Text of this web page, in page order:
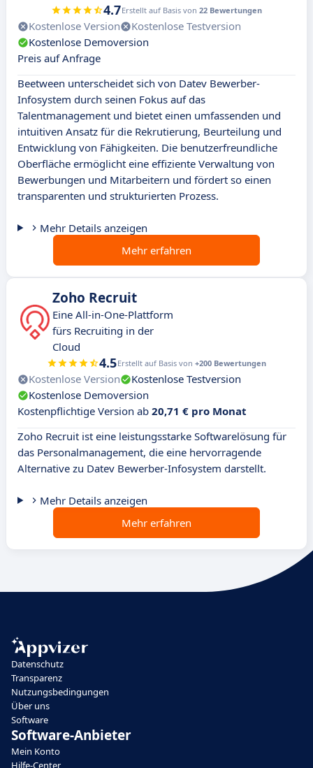
4.7Erstellt auf Basis von 22 Bewertungen
Kostenlose Version
Kostenlose Testversion
Kostenlose Demoversion
Preis auf Anfrage
Beetween unterscheidet sich von Datev Bewerber-
Infosystem durch seinen Fokus auf das
Talentmanagement und bietet einen umfassenden und
intuitiven Ansatz für die Rekrutierung, Beurteilung und
Entwicklung von Fähigkeiten. Die benutzerfreundliche
Oberfläche ermöglicht eine effiziente Verwaltung von
Bewerbungen und Mitarbeitern und fördert so einen
transparenten und strukturierten Prozess.
Mehr Details anzeigen
Mehr erfahren
Zoho Recruit
Eine All-in-One-Plattform
fürs Recruiting in der
Cloud
4.5Erstellt auf Basis von +200 Bewertungen
Kostenlose Version
Kostenlose Testversion
Kostenlose Demoversion
Kostenpflichtige Version ab 20,71 € pro Monat
Zoho Recruit ist eine leistungsstarke Softwarelösung für
das Personalmanagement, die eine hervorragende
Alternative zu Datev Bewerber-Infosystem darstellt.
Mehr Details anzeigen
Mehr erfahren
Datenschutz
Transparenz
Nutzungsbedingungen
Über uns
Software
Software-Anbieter
Mein Konto
Hilfe-Center